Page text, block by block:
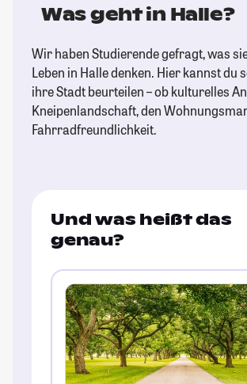
Was geht in Halle?
Wir haben Studierende gefragt, was
Leben in Halle denken. Hier kannst du
ihre Stadt beurteilen – ob kulturelles
Kneipenlandschaft, den
Fahrradfreundlichkeit.
Und was heißt das
genau?